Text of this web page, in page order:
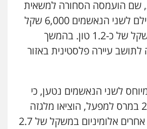
שלומי שרון
צבאי מעצרים וחקירות
אלון קריטי
כלכלי אלימות סמים מעצרים
שם הועמסה הסחורה למשאית
ונהג המשאית שילם לשני הנאשמים 6,000 שקל
עבור סחורה במשקל של כ-1.2 טון. בהמשך
עיירה פלסטינית באזור
לשני הנאשמים נטען, כי
הם התפרצו ב-20 במרס למפעל, הוציאו מלגזה
והעמיסו יחד עם אחרים אלומיניום במשקל של 2.7
תעבורה עורכי דין לענייני אסירים
נוער